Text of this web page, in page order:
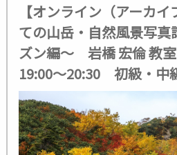
【オンライン（アーカ
ての山岳・自然風景写
ズン編～ 岩橋 宏倫 教
19:00～20:30 初級・中